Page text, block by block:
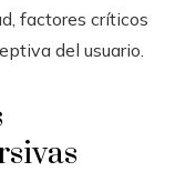
factores críticos
del usuario.